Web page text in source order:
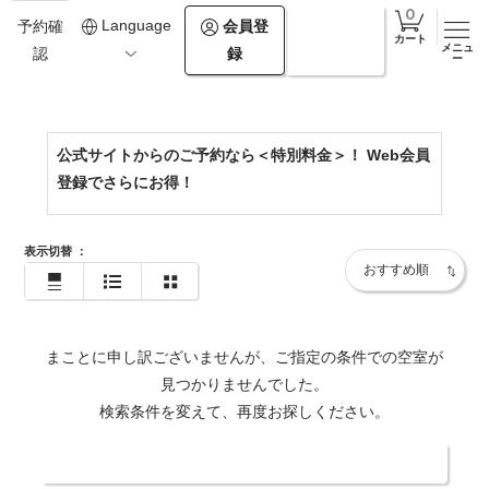
予約確
認
Language
会員登
録
カート
メニュ
ー
0154-67-2500
https://www.theforestakan.com/
公式サイトからのご予約なら＜特別料金＞！ Web会員
登録でさらにお得！
表示切替 ：
まことに申し訳ございませんが、ご指定の条件での空室が
見つかりませんでした。
検索条件を変えて、再度お探しください。